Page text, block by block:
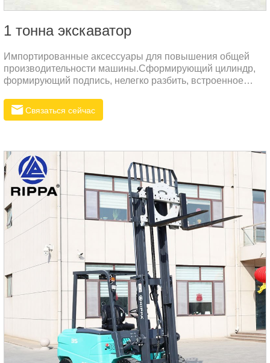
1 тонна экскаватор
Импортированные аксессуары для повышения общей
производительности машины.Сформирующий цилиндр,
формирующий подпись, нелегко разбить, встроенное
высококачественную сталь, нанесите процесс
пластикового литья, предотвращайте ржавчину и
высокую надежность.Тело 360 градусов вращается
свободно, а умное тело облегчает работу на открытом
воздухе.Стандартная конфигурацияKubotaEngine / Pilot
Multi-Clape Clape / Pilot управляющий ручка / двигатель
перемещения Paiyi / импо
Связаться сейчас